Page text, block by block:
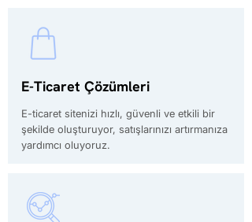
E-Ticaret Çözümleri
E-ticaret sitenizi hızlı, güvenli ve etkili bir
şekilde oluşturuyor, satışlarınızı artırmanıza
yardımcı oluyoruz.